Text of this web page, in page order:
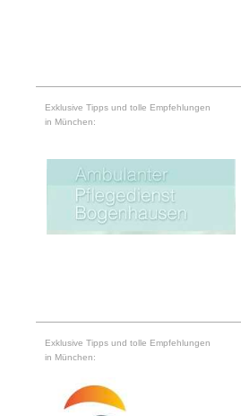
Exklusive Tipps und tolle Empfehlungen
in München:
Exklusive Tipps und tolle Empfehlungen
in München: